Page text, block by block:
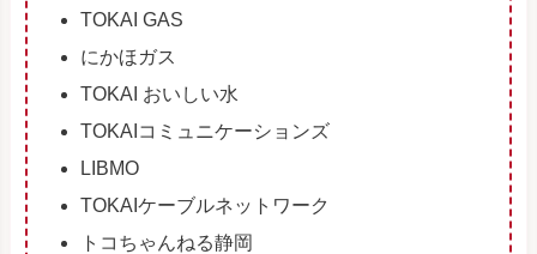
TOKAI GAS
にかほガス
TOKAI おいしい水
TOKAIコミュニケーションズ
LIBMO
TOKAIケーブルネットワーク
トコちゃんねる静岡